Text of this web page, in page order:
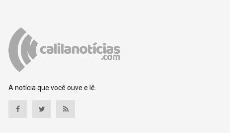
A notícia que você ouve e lê.